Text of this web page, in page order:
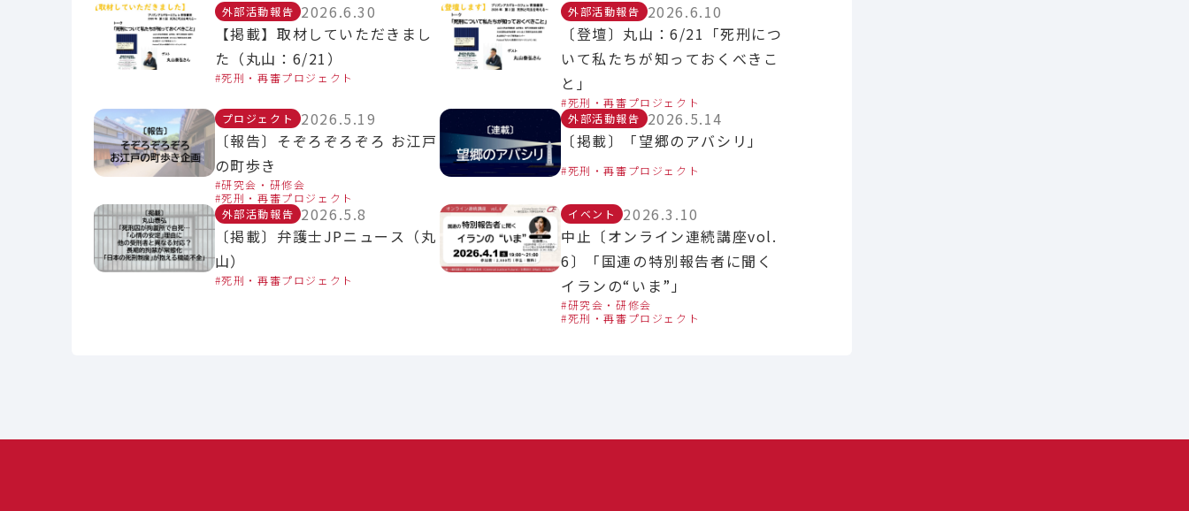
外部活動報告 2026.6.30
【掲載】取材していただきまし
た（丸山：6/21）
死刑・再審プロジェクト
外部活動報告 2026.6.10
〔登壇〕丸山：6/21「死刑につ
いて私たちが知っておくべきこ
と」
死刑・再審プロジェクト
プロジェクト
2026.5.19
〔報告〕そぞろぞろぞろ お江戸
の町歩き
研究会・研修会
死刑・再審プロジェクト
外部活動報告 2026.5.14
〔掲載〕「望郷のアバシリ」
死刑・再審プロジェクト
外部活動報告 2026.5.8
〔掲載〕弁護士JPニュース（丸
山）
死刑・再審プロジェクト
イベント
2026.3.10
中止〔オンライン連続講座vol.
6〕「国連の特別報告者に聞く
イランの“いま”」
研究会・研修会
死刑・再審プロジェクト